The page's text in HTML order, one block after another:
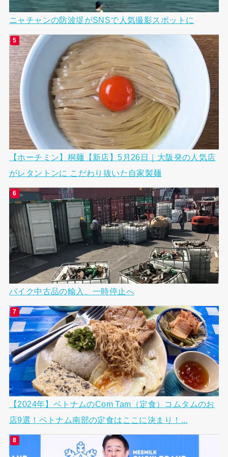
ニャチャンの防波堤がSNSで人気撮影スポットに
【ホーチミン】桐麺【新店】5月26日｜大阪発の人気店
がレタントンに こだわり抜いた自家製麺
バイク中古品の輸入、一時停止へ
【2024年】ベトナムのCom Tam（定食）コムタムのお
店9選！ベトナム南部の定食はここに決まり！...